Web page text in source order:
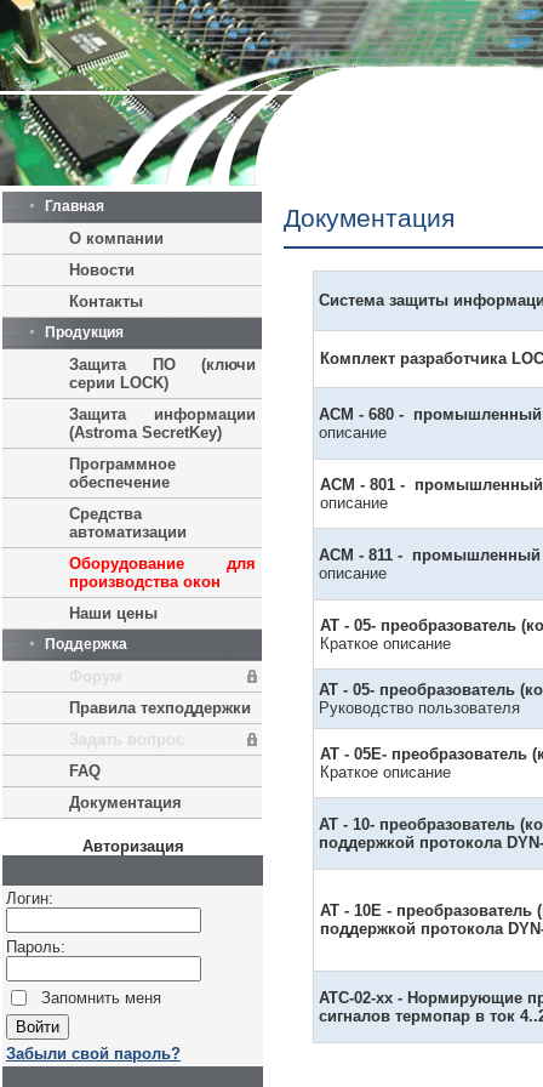
Главная
О компании
Новости
Контакты
Продукция
Защита ПО (ключи
серии LOCK)
Защита информации
(Astroma SecretKey)
Программное
обеспечение
Средства
автоматизации
Оборудование для
производства окон
Наши цены
Поддержка
Форум
Правила техподдержки
Задать вопрос
FAQ
Документация
Авторизация
Логин:
Пароль:
Запомнить меня
Забыли свой пароль?
Документация
Система защиты
Комплект разработчика
ACM - 680 - промышленный
описание
ACM - 801 - промышленный
описание
ACM - 811 - промышленный
описание
AT - 05- преобразователь
Краткое описание
AT - 05- преобразователь
Руководство пользователя
AT - 05E- преобразователь
Краткое описание
AT - 10- преобразователь
поддержкой протокола
AT - 10E - преобразователь
поддержкой протокола
ATC-02-xx - Нормирующие
сигналов термопар в ток